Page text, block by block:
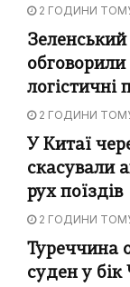
2 ГОДИНИ
Зеленський
обговорили
логістичні
2 ГОДИНИ
У Китаї
скасували
рух поїздів
2 ГОДИНИ
Туреччина
суден у